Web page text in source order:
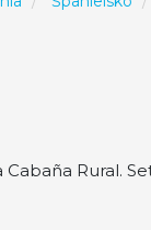
Cabaña Rural.